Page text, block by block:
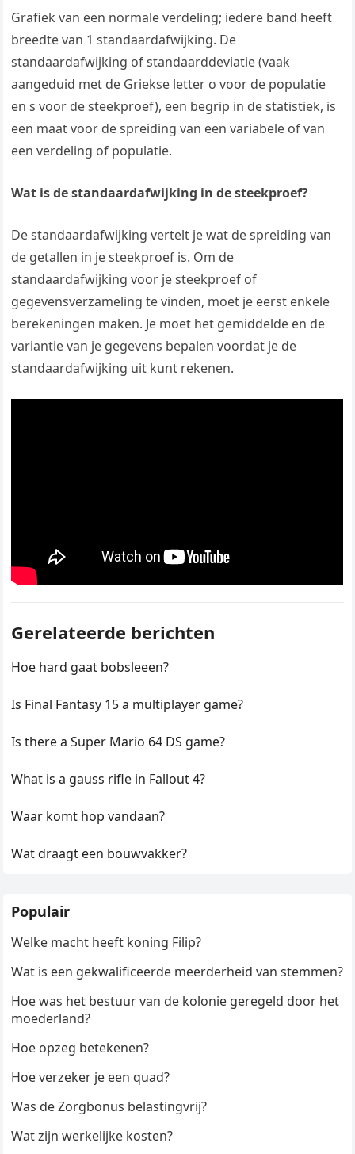
Grafiek van een normale verdeling; iedere band heeft
breedte van 1 standaardafwijking. De
standaardafwijking of standaarddeviatie (vaak
aangeduid met de Griekse letter σ voor de populatie
en s voor de steekproef), een begrip in de statistiek, is
een maat voor de spreiding van een variabele of van
een verdeling of populatie.
Wat is de standaardafwijking in de steekproef?
De standaardafwijking vertelt je wat de spreiding van
de getallen in je steekproef is. Om de
standaardafwijking voor je steekproef of
gegevensverzameling te vinden, moet je eerst enkele
berekeningen maken. Je moet het gemiddelde en de
variantie van je gegevens bepalen voordat je de
standaardafwijking uit kunt rekenen.
Gerelateerde berichten
Hoe hard gaat bobsleeen?
Is Final Fantasy 15 a multiplayer game?
Is there a Super Mario 64 DS game?
What is a gauss rifle in Fallout 4?
Waar komt hop vandaan?
Wat draagt een bouwvakker?
Populair
Welke macht heeft koning Filip?
Wat is een gekwalificeerde meerderheid van stemmen?
Hoe was het bestuur van de kolonie geregeld door het
moederland?
Hoe opzeg betekenen?
Hoe verzeker je een quad?
Was de Zorgbonus belastingvrij?
Wat zijn werkelijke kosten?